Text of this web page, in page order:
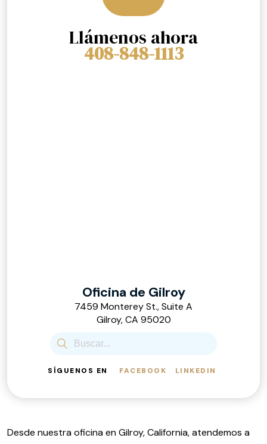
Llámenos ahora
408-848-1113
Oficina de Gilroy
7459 Monterey St., Suite A
Gilroy, CA 95020
SÍGUENOS EN FACEBOOK LINKEDIN
Desde nuestra oficina en Gilroy, California, atendemos a